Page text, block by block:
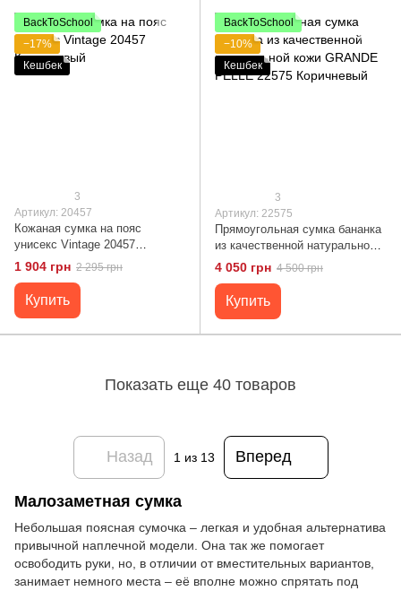
BackToSchool
−17%
Кешбек
3
Артикул: 20457
Кожаная сумка на пояс
унисекс Vintage 20457
Коричневый
1 904 грн 2 295 грн
Купить
BackToSchool
−10%
Кешбек
3
Артикул: 22575
Прямоугольная сумка бананка
из качественной натуральной
кожи GRANDE PELLE 22575
Коричневый
4 050 грн 4 500 грн
Купить
Показать еще 40 товаров
Назад 1 из 13 Вперед
Малозаметная сумка
Небольшая поясная сумочка – легкая и удобная альтернатива
привычной наплечной модели. Она так же помогает
освободить руки, но, в отличии от вместительных вариантов,
занимает немного места – её вполне можно спрятать под